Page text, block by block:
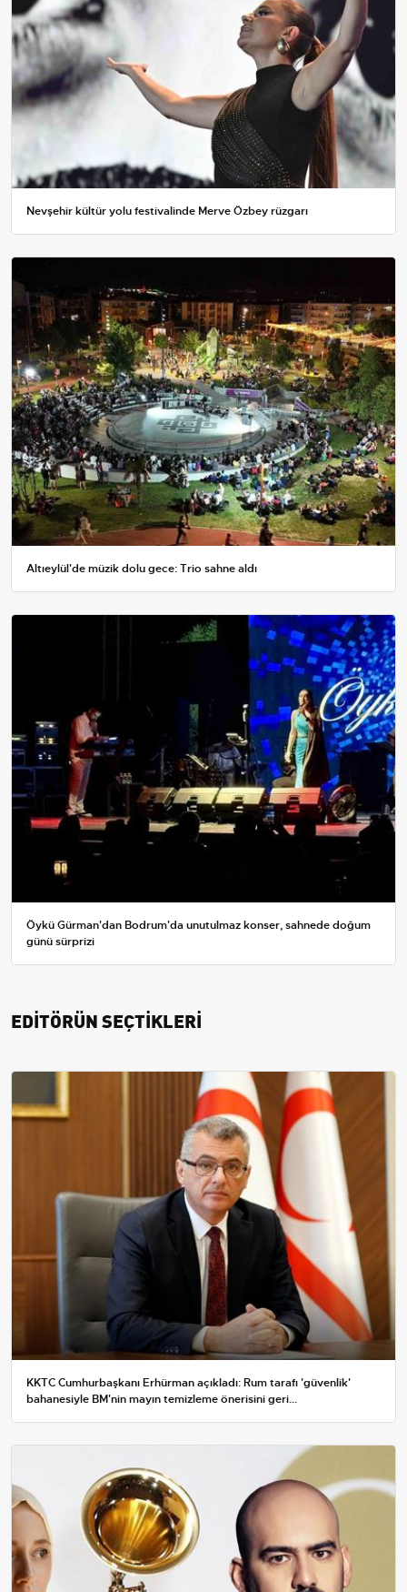
Nevşehir kültür yolu festivalinde Merve Özbey rüzgarı
Altıeylül'de müzik dolu gece: Trio sahne aldı
Öykü Gürman'dan Bodrum'da unutulmaz konser, sahnede doğum
günü sürprizi
EDİTÖRÜN SEÇTİKLERİ
KKTC Cumhurbaşkanı Erhürman açıkladı: Rum tarafı 'güvenlik'
bahanesiyle BM'nin mayın temizleme önerisini geri...